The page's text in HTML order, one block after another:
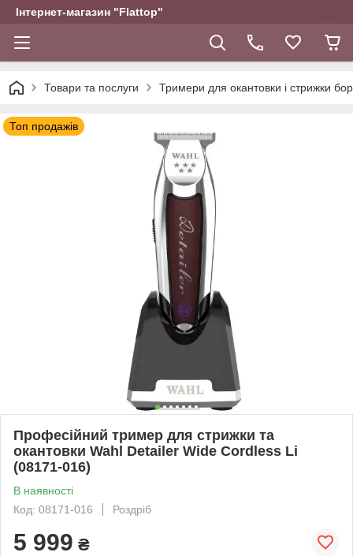
Інтернет-магазин "Flattop"
Товари та послуги Тримери для окантовки і стрижки
Топ продажів
Професійний тример для стрижки та
окантовки Wahl Detailer Wide Cordless Li
(08171-016)
В наявності
Код: 08171-016
Роздріб
5 999 ₴